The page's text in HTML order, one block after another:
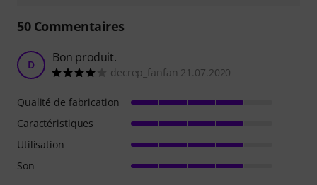
50Commentaires
D Bon produit.
decrep_fanfan 21.07.2020
Qualité de fabrication
Caractéristiques
Utilisation
Son